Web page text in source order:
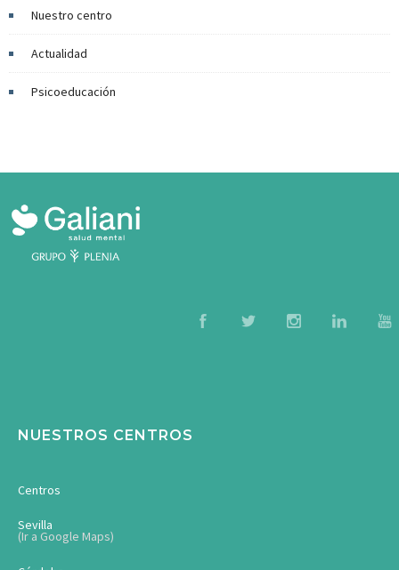
Nuestro centro
Actualidad
Psicoeducación
NUESTROS CENTROS
Centros
Sevilla
(Ir a Google Maps)